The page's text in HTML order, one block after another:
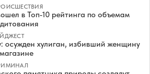
в Топ-10 рейтинга по объемам
осужден хулиган, избивший женщину